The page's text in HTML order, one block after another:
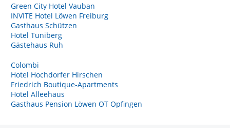
Green City Hotel Vauban
INVITE Hotel Löwen Freiburg
Gasthaus Schützen
Hotel Tuniberg
Gästehaus Ruh
Colombi
Hotel Hochdorfer Hirschen
Friedrich Boutique-Apartments
Hotel Alleehaus
Gasthaus Pension Löwen OT Opfingen